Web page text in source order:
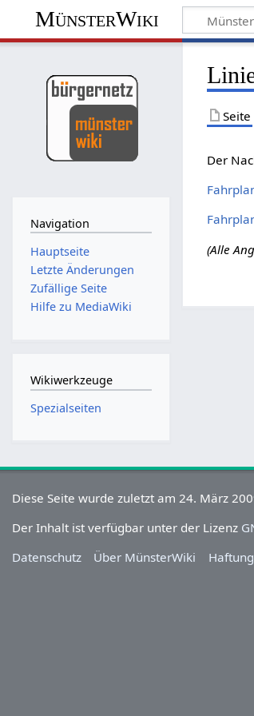
MünsterWiki
Seite
Der
(Alle
Navigation
Hauptseite
Letzte Änderungen
Zufällige Seite
Hilfe zu MediaWiki
Wikiwerkzeuge
Spezialseiten
Diese Seite wurde zuletzt am 24. März
Der Inhalt ist verfügbar unter der Lizenz
Datenschutz
Über MünsterWiki